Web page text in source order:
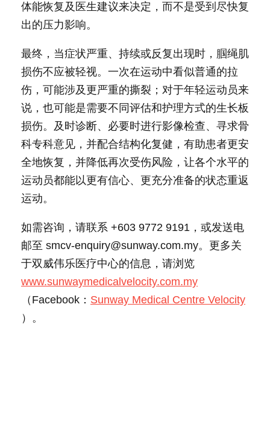
体能恢复及医生建议来决定，而不是受到尽快复
出的压力影响。
最终，当症状严重、持续或反复出现时，腘绳肌
损伤不应被轻视。一次在运动中看似普通的拉
伤，可能涉及更严重的撕裂；对于年轻运动员来
说，也可能是需要不同评估和护理方式的生长板
损伤。及时诊断、必要时进行影像检查、寻求骨
科专科意见，并配合结构化复健，有助患者更安
全地恢复，并降低再次受伤风险，让各个水平的
运动员都能以更有信心、更充分准备的状态重返
运动。
如需咨询，请联系 +603 9772 9191，或发送电
邮至 smcv-enquiry@sunway.com.my。更多关
于双威伟乐医疗中心的信息，请浏览
www.sunwaymedicalvelocity.com.my
（Facebook： Sunway Medical Centre Velocity
）。